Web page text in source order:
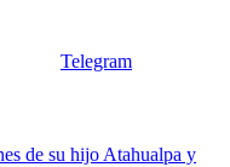
Telegram
de su hijo Atahualpa y